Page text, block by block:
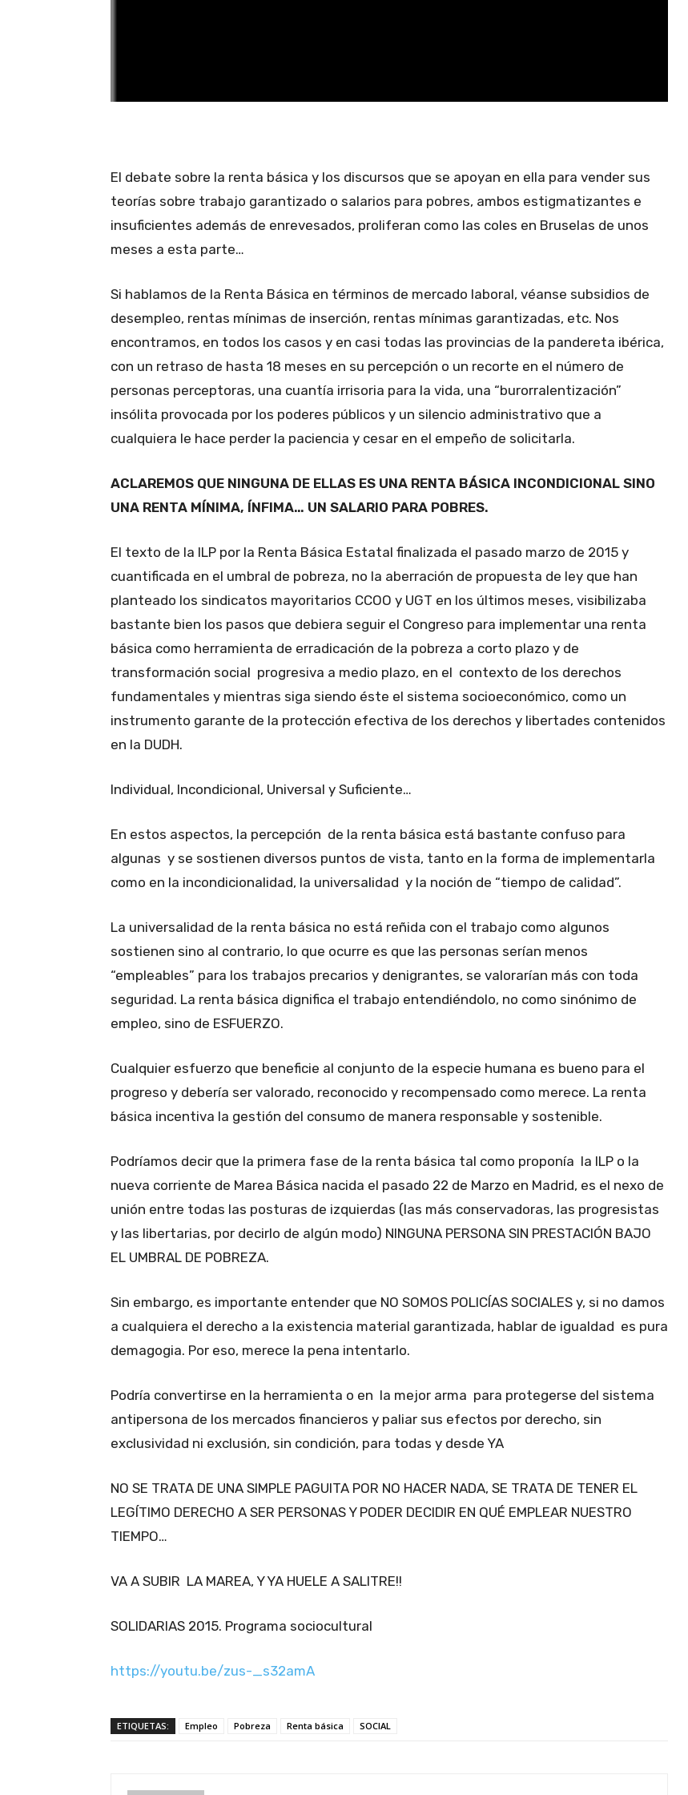
El debate sobre la renta básica y los discursos que se apoyan en ella para vender sus
teorías sobre trabajo garantizado o salarios para pobres, ambos estigmatizantes e
insuficientes además de enrevesados, proliferan como las coles en Bruselas de unos
meses a esta parte…
Si hablamos de la Renta Básica en términos de mercado laboral, véanse subsidios de
desempleo, rentas mínimas de inserción, rentas mínimas garantizadas, etc. Nos
encontramos, en todos los casos y en casi todas las provincias de la pandereta ibérica,
con un retraso de hasta 18 meses en su percepción o un recorte en el número de
personas perceptoras, una cuantía irrisoria para la vida, una “burorralentización”
insólita provocada por los poderes públicos y un silencio administrativo que a
cualquiera le hace perder la paciencia y cesar en el empeño de solicitarla.
ACLAREMOS QUE NINGUNA DE ELLAS ES UNA RENTA BÁSICA INCONDICIONAL SINO
UNA RENTA MÍNIMA, ÍNFIMA… UN SALARIO PARA POBRES.
El texto de la ILP por la Renta Básica Estatal finalizada el pasado marzo de 2015 y
cuantificada en el umbral de pobreza, no la aberración de propuesta de ley que han
planteado los sindicatos mayoritarios CCOO y UGT en los últimos meses, visibilizaba
bastante bien los pasos que debiera seguir el Congreso para implementar una renta
básica como herramienta de erradicación de la pobreza a corto plazo y de
transformación social progresiva a medio plazo, en el contexto de los derechos
fundamentales y mientras siga siendo éste el sistema socioeconómico, como un
instrumento garante de la protección efectiva de los derechos y libertades contenidos
en la DUDH.
Individual, Incondicional, Universal y Suficiente…
En estos aspectos, la percepción de la renta básica está bastante confuso para
algunas y se sostienen diversos puntos de vista, tanto en la forma de implementarla
como en la incondicionalidad, la universalidad y la noción de “tiempo de calidad”.
La universalidad de la renta básica no está reñida con el trabajo como algunos
sostienen sino al contrario, lo que ocurre es que las personas serían menos
“empleables” para los trabajos precarios y denigrantes, se valorarían más con toda
seguridad. La renta básica dignifica el trabajo entendiéndolo, no como sinónimo de
empleo, sino de ESFUERZO.
Cualquier esfuerzo que beneficie al conjunto de la especie humana es bueno para el
progreso y debería ser valorado, reconocido y recompensado como merece. La renta
básica incentiva la gestión del consumo de manera responsable y sostenible.
Podríamos decir que la primera fase de la renta básica tal como proponía la ILP o la
nueva corriente de Marea Básica nacida el pasado 22 de Marzo en Madrid, es el nexo de
unión entre todas las posturas de izquierdas (las más conservadoras, las progresistas
y las libertarias, por decirlo de algún modo) NINGUNA PERSONA SIN PRESTACIÓN BAJO
EL UMBRAL DE POBREZA.
Sin embargo, es importante entender que NO SOMOS POLICÍAS SOCIALES y, si no damos
a cualquiera el derecho a la existencia material garantizada, hablar de igualdad es pura
demagogia. Por eso, merece la pena intentarlo.
Podría convertirse en la herramienta o en la mejor arma para protegerse del sistema
antipersona de los mercados financieros y paliar sus efectos por derecho, sin
exclusividad ni exclusión, sin condición, para todas y desde YA
NO SE TRATA DE UNA SIMPLE PAGUITA POR NO HACER NADA, SE TRATA DE TENER EL
LEGÍTIMO DERECHO A SER PERSONAS Y PODER DECIDIR EN QUÉ EMPLEAR NUESTRO
TIEMPO…
VA A SUBIR LA MAREA, Y YA HUELE A SALITRE!!
SOLIDARIAS 2015. Programa sociocultural
https://youtu.be/zus-_s32amA
ETIQUETAS: Empleo Pobreza Renta básica SOCIAL